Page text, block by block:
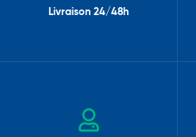
Livraison 24/48h